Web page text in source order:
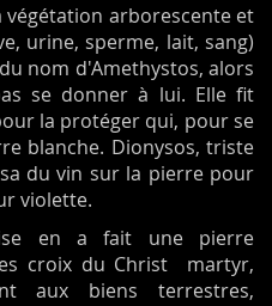
végétation arborescente et
urine, sperme, lait, sang)
nom d'Amethystos, alors
se donner à lui. Elle fit
la protéger qui, pour se
blanche. Dionysos, triste
du vin sur la pierre pour
violette.
en a fait une pierre
croix du Christ martyr,
aux biens terrestres,